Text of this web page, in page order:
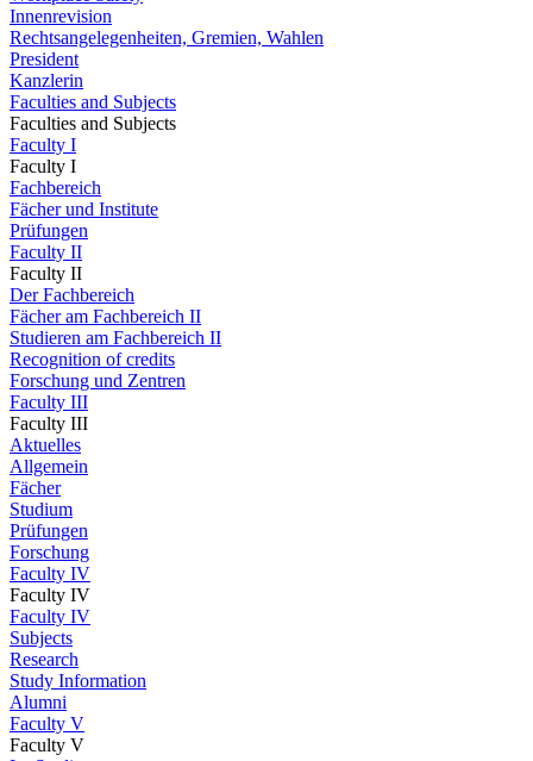
Innenrevision
Rechtsangelegenheiten, Gremien, Wahlen
President
Kanzlerin
Faculties and Subjects
Faculties and Subjects
Faculty I
Faculty I
Fachbereich
Fächer und Institute
Prüfungen
Faculty II
Faculty II
Der Fachbereich
Fächer am Fachbereich II
Studieren am Fachbereich II
Recognition of credits
Forschung und Zentren
Faculty III
Faculty III
Aktuelles
Allgemein
Fächer
Studium
Prüfungen
Forschung
Faculty IV
Faculty IV
Faculty IV
Subjects
Research
Study Information
Alumni
Faculty V
Faculty V